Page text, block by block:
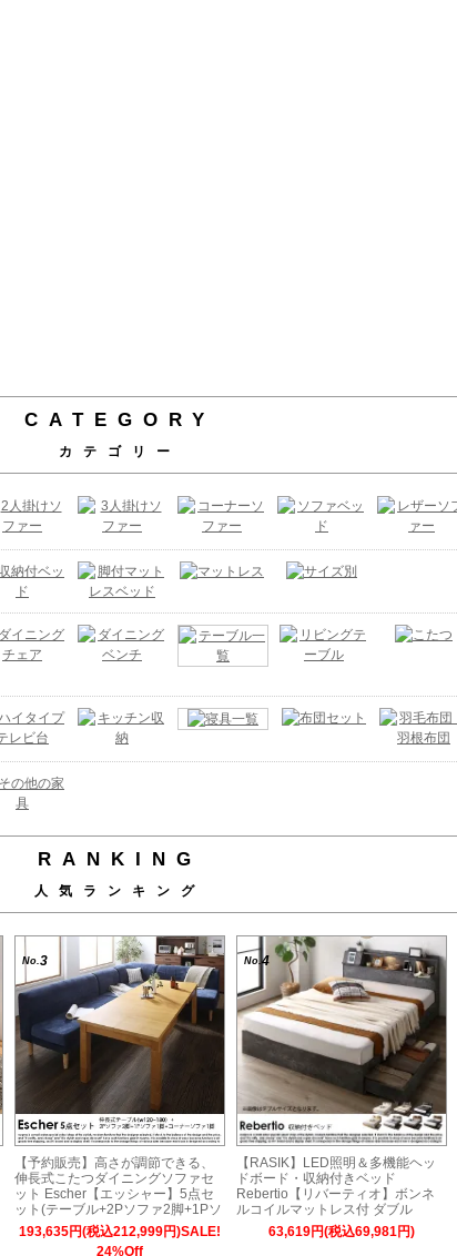
CATEGORY
カテゴリー
RANKING
人気ランキング
No.3
【予約販売】高さが調節できる、
伸長式こたつダイニングソファセ
ット Escher【エッシャー】5点セ
ット(テーブル+2Pソファ2脚+1Pソ
ファ1脚+コーナーソファ1脚) 幅
120-180cm 6人掛け
193,635円(税込212,999円)SALE!
24%Off
No.4
【RASIK】LED照明＆多機能ヘッ
ドボード・収納付きベッド
Rebertio【リバーティオ】ボンネ
ルコイルマットレス付 ダブル
63,619円(税込69,981円)